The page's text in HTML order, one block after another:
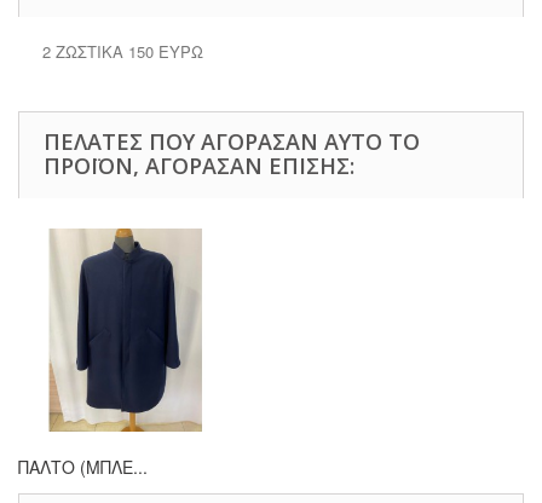
2 ΖΩΣΤΙΚΑ 150 ΕΥΡΩ
ΠΕΛΆΤΕΣ ΠΟΥ ΑΓΌΡΑΣΑΝ ΑΥΤΌ ΤΟ
ΠΡΟΪΌΝ, ΑΓΌΡΑΣΑΝ ΕΠΊΣΗΣ:
ΠΑΛΤΟ (ΜΠΛΕ...